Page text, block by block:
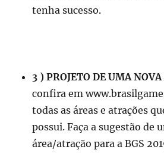
tenha sucesso.
3 ) PROJETO DE UMA
confira em
todas as áreas e atrações
possui. Faça a sugestão de
área/atração para a BGS